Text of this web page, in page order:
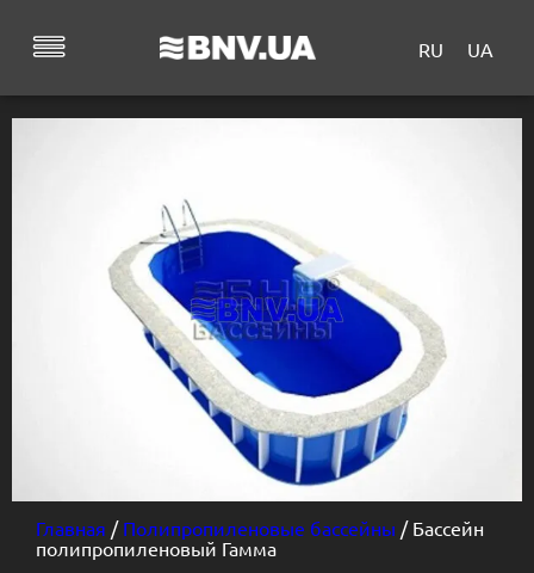
RU UA
Главная / Полипропиленовые бассейны / Бассейн
полипропиленовый Гамма